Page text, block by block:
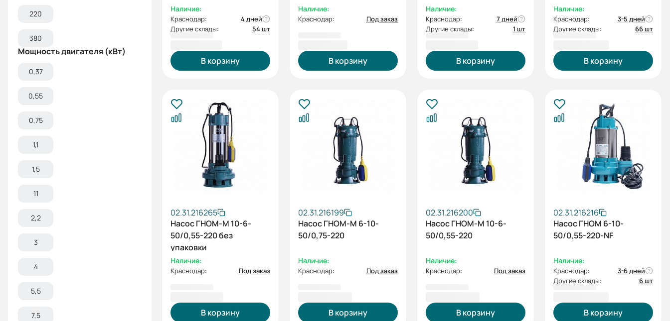
220
380
Мощность двигателя (кВт)
0,37
0,55
0,75
1,1
1,5
11
2,2
3
4
5,5
7,5
Наличие:
Краснодар:
4 дней
Другие склады:
54 шт
В корзину
Наличие:
Краснодар: Под заказ
В корзину
Наличие:
Краснодар:
7 дней
Другие склады:
1 шт
В корзину
Наличие:
Краснодар:
3-5 дней
Другие склады:
66 шт
В корзину
02.31.216265
Насос ГНОМ-М 10-6-
50/0,55-220 без
упаковки
Наличие:
Краснодар: Под заказ
В корзину
02.31.216199
Насос ГНОМ-М 6-10-
50/0,75-220
Наличие:
Краснодар: Под заказ
В корзину
02.31.216200
Насос ГНОМ-М 10-6-
50/0,55-220
Наличие:
Краснодар: Под заказ
В корзину
02.31.216216
Насос ГНОМ 6-10-
50/0,55-220-NF
Наличие:
Краснодар:
3-6 дней
Другие склады:
6 шт
В корзину